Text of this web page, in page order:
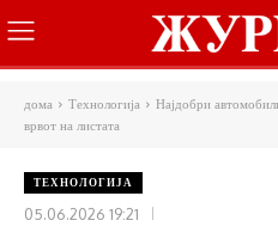
дома Технологија
Најдобри
врвот на листата
ТЕХНОЛОГИЈА
05.06.2026 19:21